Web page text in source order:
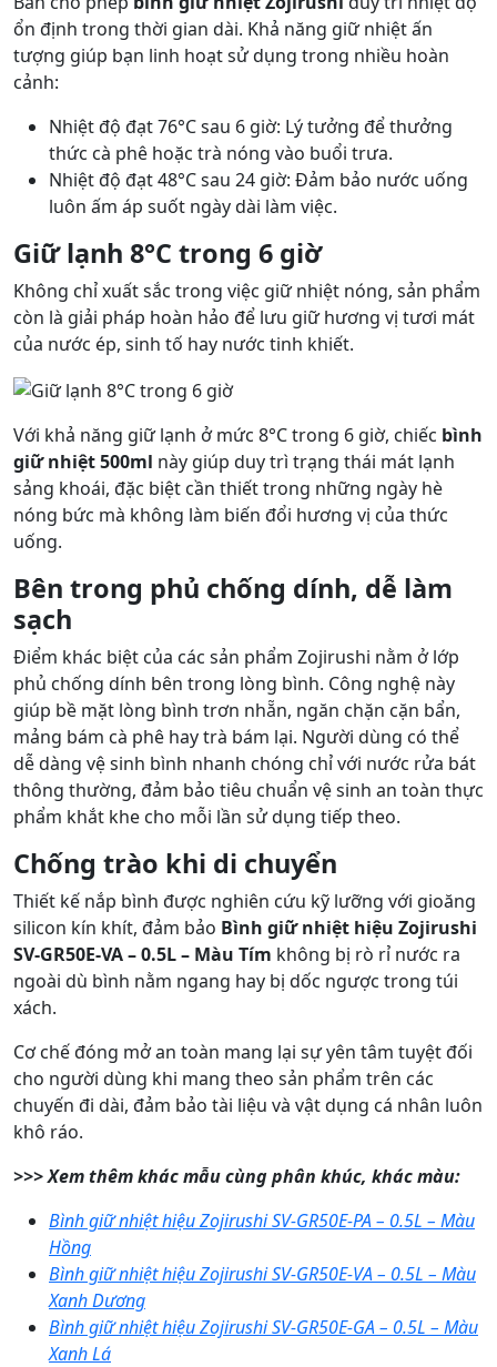
ổn định trong thời gian dài. Khả năng giữ nhiệt ấn
tượng giúp bạn linh hoạt sử dụng trong nhiều hoàn
cảnh:
Nhiệt độ đạt 76°C sau 6 giờ: Lý tưởng để thưởng
thức cà phê hoặc trà nóng vào buổi trưa.
Nhiệt độ đạt 48°C sau 24 giờ: Đảm bảo nước uống
luôn ấm áp suốt ngày dài làm việc.
Giữ lạnh 8°C trong 6 giờ
Không chỉ xuất sắc trong việc giữ nhiệt nóng, sản phẩm
còn là giải pháp hoàn hảo để lưu giữ hương vị tươi mát
của nước ép, sinh tố hay nước tinh khiết.
Với khả năng giữ lạnh ở mức 8°C trong 6 giờ, chiếc bình
giữ nhiệt 500ml này giúp duy trì trạng thái mát lạnh
sảng khoái, đặc biệt cần thiết trong những ngày hè
nóng bức mà không làm biến đổi hương vị của thức
uống.
Bên trong phủ chống dính, dễ làm
sạch
Điểm khác biệt của các sản phẩm Zojirushi nằm ở lớp
phủ chống dính bên trong lòng bình. Công nghệ này
giúp bề mặt lòng bình trơn nhẵn, ngăn chặn cặn bẩn,
mảng bám cà phê hay trà bám lại. Người dùng có thể
dễ dàng vệ sinh bình nhanh chóng chỉ với nước rửa bát
thông thường, đảm bảo tiêu chuẩn vệ sinh an toàn thực
phẩm khắt khe cho mỗi lần sử dụng tiếp theo.
Chống trào khi di chuyển
Thiết kế nắp bình được nghiên cứu kỹ lưỡng với gioăng
silicon kín khít, đảm bảo Bình giữ nhiệt hiệu Zojirushi
SV-GR50E-VA – 0.5L – Màu Tím không bị rò rỉ nước ra
ngoài dù bình nằm ngang hay bị dốc ngược trong túi
xách.
Cơ chế đóng mở an toàn mang lại sự yên tâm tuyệt đối
cho người dùng khi mang theo sản phẩm trên các
chuyến đi dài, đảm bảo tài liệu và vật dụng cá nhân luôn
khô ráo.
>>> Xem thêm khác mẫu cùng phân khúc, khác màu:
Bình giữ nhiệt hiệu Zojirushi SV-GR50E-PA – 0.5L – Màu
Hồng
Bình giữ nhiệt hiệu Zojirushi SV-GR50E-VA – 0.5L – Màu
Xanh Dương
Bình giữ nhiệt hiệu Zojirushi SV-GR50E-GA – 0.5L – Màu
Xanh Lá